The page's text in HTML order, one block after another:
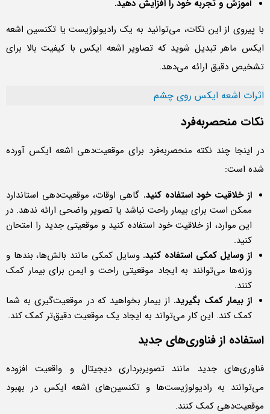
آموزش و تجربه خود را افزایش دهید.
با پیروی از این نکات، می‌توانید به یک رادیولوژیست یا تکنسین اشعه
ایکس ماهر تبدیل شوید که تصاویر اشعه ایکس با کیفیت بالا برای
تشخیص دقیق ارائه می‌دهد.
اثرات اشعه ایکس روی چشم
نکات منحصربه‌فرد
در اینجا چند نکته منحصربه‌فرد برای موقعیت‌دهی اشعه ایکس آورده
شده است:
از خلاقیت خود استفاده کنید. گاهی اوقات، موقعیت‌دهی استاندارد
ممکن است برای بیمار راحت نباشد یا تصویر واضحی ارائه ندهد. در
این موارد، از خلاقیت خود استفاده کنید و موقعیتی جدید را امتحان
کنید.
از وسایل کمکی استفاده کنید. وسایل کمکی مانند بالش‌ها، بندها و
وزنه‌ها می‌توانند به ایجاد موقعیتی راحت و ایمن برای بیمار کمک
کنند.
از بیمار کمک بگیرید. از بیمار بخواهید که در موقعیت‌گیری به شما
کمک کند. این کار می‌تواند به ایجاد یک موقعیت دقیق‌تر کمک کند.
استفاده از فناوری‌های جدید
فناوری‌های جدید مانند تصویربرداری دیجیتال و واقعیت افزوده
می‌توانند به رادیولوژیست‌ها و تکنسین‌های اشعه ایکس در بهبود
موقعیت‌دهی کمک کنند.